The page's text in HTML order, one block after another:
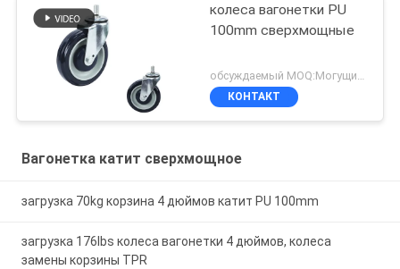
колеса вагонетки PU
100mm сверхмощные
КОНТАКТ
Вагонетка катит сверхмощное
загрузка 70kg корзина 4 дюймов катит PU 100mm
загрузка 176lbs колеса вагонетки 4 дюймов, колеса
замены корзины TPR